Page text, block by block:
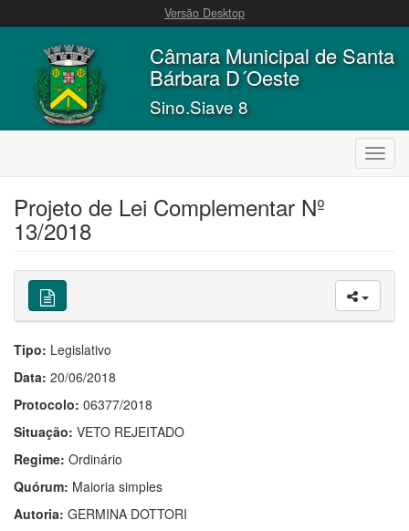
Versão Desktop
Câmara Municipal de Santa
Bárbara D´Oeste
Sino.Siave 8
Projeto de Lei Complementar Nº
13/2018
Tipo: Legislativo
Data: 20/06/2018
Protocolo: 06377/2018
Situação: VETO REJEITADO
Regime: Ordinário
Quórum: Maioria simples
Autoria: GERMINA DOTTORI